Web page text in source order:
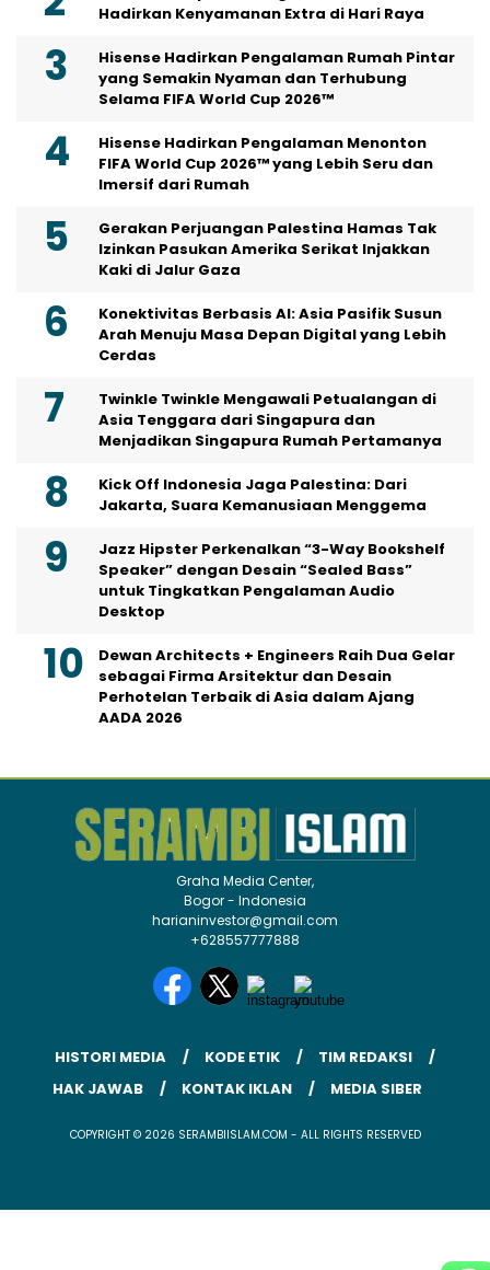
Hadirkan Kenyamanan Extra di Hari Raya
Hisense Hadirkan Pengalaman Rumah Pintar
yang Semakin Nyaman dan Terhubung
Selama FIFA World Cup 2026™
Hisense Hadirkan Pengalaman Menonton
FIFA World Cup 2026™ yang Lebih Seru dan
Imersif dari Rumah
Gerakan Perjuangan Palestina Hamas Tak
Izinkan Pasukan Amerika Serikat Injakkan
Kaki di Jalur Gaza
Konektivitas Berbasis AI: Asia Pasifik Susun
Arah Menuju Masa Depan Digital yang Lebih
Cerdas
Twinkle Twinkle Mengawali Petualangan di
Asia Tenggara dari Singapura dan
Menjadikan Singapura Rumah Pertamanya
Kick Off Indonesia Jaga Palestina: Dari
Jakarta, Suara Kemanusiaan Menggema
Jazz Hipster Perkenalkan “3-Way Bookshelf
Speaker” dengan Desain “Sealed Bass”
untuk Tingkatkan Pengalaman Audio
Desktop
Dewan Architects + Engineers Raih Dua Gelar
sebagai Firma Arsitektur dan Desain
Perhotelan Terbaik di Asia dalam Ajang
AADA 2026
Graha Media Center,
Bogor - Indonesia
harianinvestor@gmail.com
+628557777888
HISTORI MEDIA KODE ETIK
TIM REDAKSI
HAK JAWAB
KONTAK IKLAN MEDIA SIBER
COPYRIGHT © 2026 SERAMBIISLAM.COM - ALL RIGHTS RESERVED